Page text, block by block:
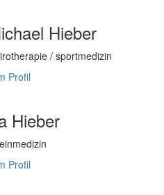
Hieber
/ sportmedizin
Profil
Hieber
Profil